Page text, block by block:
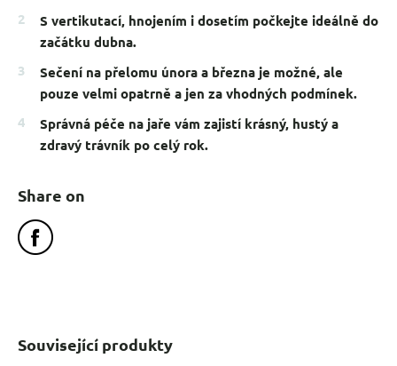
S vertikutací, hnojením i dosetím počkejte ideálně do
začátku dubna.
Sečení na přelomu února a března je možné, ale
pouze velmi opatrně a jen za vhodných podmínek.
Správná péče na jaře vám zajistí krásný, hustý a
zdravý trávník po celý rok.
Share on
Související produkty